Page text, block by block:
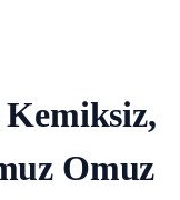
Omuz